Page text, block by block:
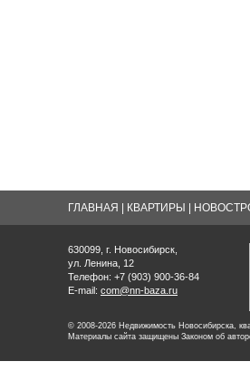
ГЛАВНАЯ КВАРТИРЫ
630099, г. Новосибирск,
ул. Ленина, 12
Телефон: +7 (903) 900-36-84
E-mail: com@nn-baza.ru
© 2008-2026 Недвижимость Новосибирска,
Материалы сайта защищены Законом об